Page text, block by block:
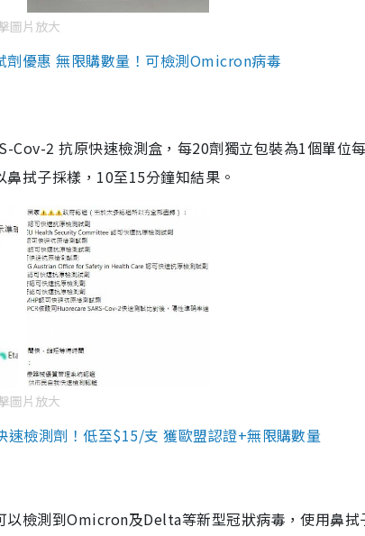
圖片放大
劑優惠 無限購數量！可檢測Omicron病毒
Cov-2 抗原快速檢測盒，每20劑獨立包裝為1個單位
拭子採樣，10至15分鐘知結果。
圖片放大
檢測劑！低至$15/支 獲歐盟認證+無限購數量
檢測到Omicron及Delta等新型冠狀病毒，使用鼻拭